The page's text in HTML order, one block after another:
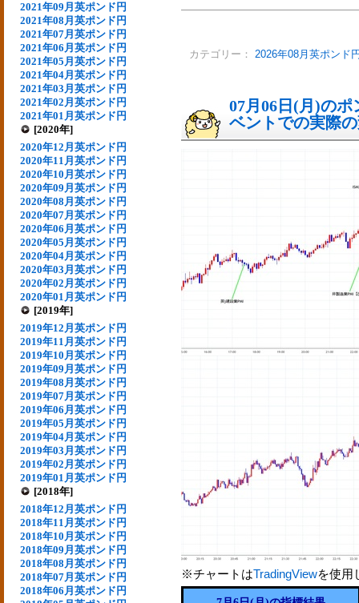
2021年09月英ポンド円
2021年08月英ポンド円
2021年07月英ポンド円
2021年06月英ポンド円
2021年05月英ポンド円
2021年04月英ポンド円
2021年03月英ポンド円
2021年02月英ポンド円
2021年01月英ポンド円
[2020年]
2020年12月英ポンド円
2020年11月英ポンド円
2020年10月英ポンド円
2020年09月英ポンド円
2020年08月英ポンド円
2020年07月英ポンド円
2020年06月英ポンド円
2020年05月英ポンド円
2020年04月英ポンド円
2020年03月英ポンド円
2020年02月英ポンド円
2020年01月英ポンド円
[2019年]
2019年12月英ポンド円
2019年11月英ポンド円
2019年10月英ポンド円
2019年09月英ポンド円
2019年08月英ポンド円
2019年07月英ポンド円
2019年06月英ポンド円
2019年05月英ポンド円
2019年04月英ポンド円
2019年03月英ポンド円
2019年02月英ポンド円
2019年01月英ポンド円
[2018年]
2018年12月英ポンド円
2018年11月英ポンド円
2018年10月英ポンド円
2018年09月英ポンド円
2018年08月英ポンド円
2018年07月英ポンド円
2018年06月英ポンド円
カテゴリー： 2026年08月英ポンド
07月06日(月)の
ベントでの実際
※チャートはTradingViewを使用